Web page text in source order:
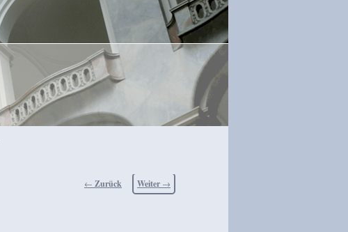
Beitragsnavigation
← Zurück Weiter →